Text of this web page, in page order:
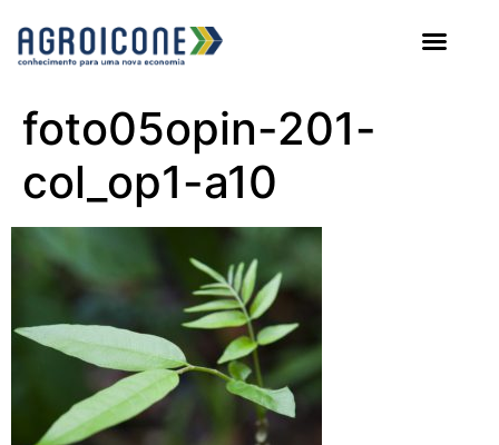
foto05opin-201-
col_op1-a10